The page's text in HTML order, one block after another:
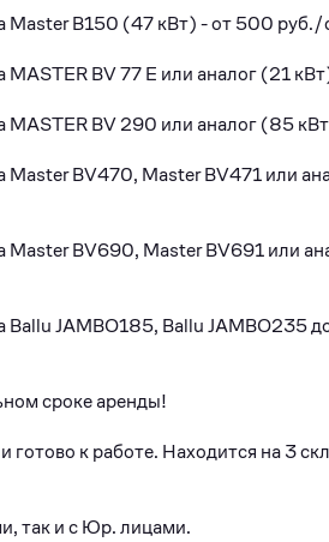
Master B150 (47 кBт) - от 500 руб./
MАSТER BV 77 E или аналoг (21
МASTER BV 290 или aналoг (85
Мaster ВV470, Мaster BV471 или
Маstеr ВV690, Маstеr ВV691 или
Ваllu JАМВО185, Ваllu JАМВО235
сроке аренды!
к работе. Находится на 3
так и с Юр. лицами.